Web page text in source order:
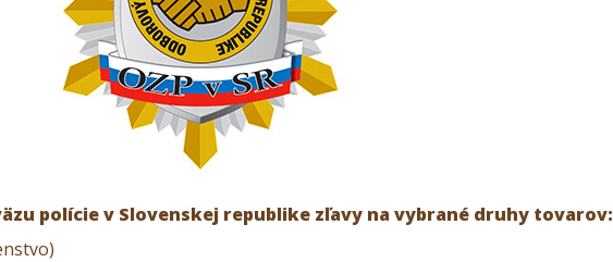
polície v Slovenskej republike zľavy na vybrané druhy tovarov: